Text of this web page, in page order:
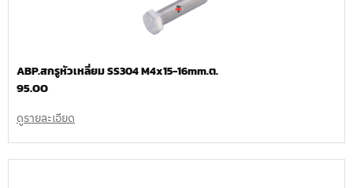
ABP.สกรูหัวเหลี่ยม SS304 M4x15-16mm.ต.
95.00
ดูรายละเอียด